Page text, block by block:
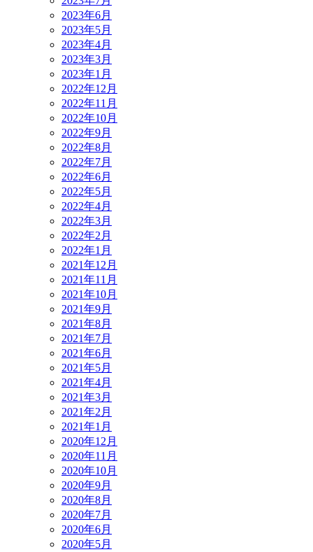
2023年6月
2023年5月
2023年4月
2023年3月
2023年1月
2022年12月
2022年11月
2022年10月
2022年9月
2022年8月
2022年7月
2022年6月
2022年5月
2022年4月
2022年3月
2022年2月
2022年1月
2021年12月
2021年11月
2021年10月
2021年9月
2021年8月
2021年7月
2021年6月
2021年5月
2021年4月
2021年3月
2021年2月
2021年1月
2020年12月
2020年11月
2020年10月
2020年9月
2020年8月
2020年7月
2020年6月
2020年5月